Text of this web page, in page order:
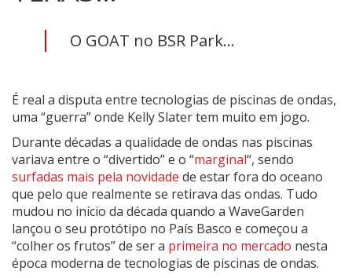
O GOAT no BSR Park...
É real a disputa entre tecnologias de piscinas de ondas,
uma “guerra” onde Kelly Slater tem muito em jogo.
Durante décadas a qualidade de ondas nas piscinas
variava entre o “divertido” e o “marginal“, sendo
surfadas mais pela novidade de estar fora do oceano
que pelo que realmente se retirava das ondas. Tudo
mudou no início da década quando a WaveGarden
lançou o seu protótipo no País Basco e começou a
“colher os frutos” de ser a primeira no mercado nesta
época moderna de tecnologias de piscinas de ondas.